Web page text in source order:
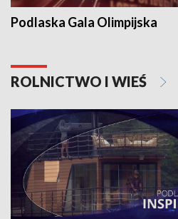
Podlaska Gala Olimpijska
ROLNICTWO I WIEŚ